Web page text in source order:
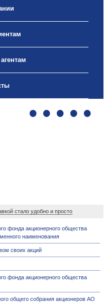
• • • • •
стало удобно и просто
фонда акционерного общества
наименования
своих акций
фонда акционерного общества
общего собрания акционеров АО